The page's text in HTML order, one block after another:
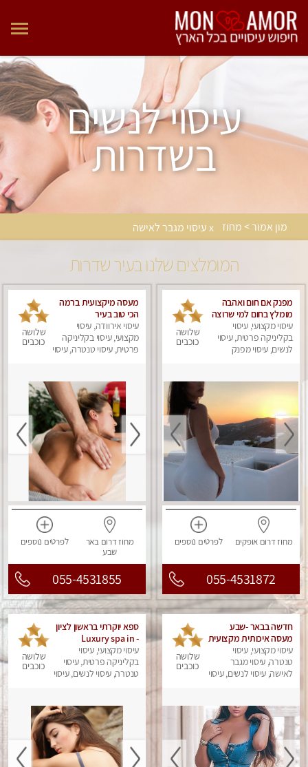
עיסוי לנשים
בשדרות
מון אמור > מחוז x עיסוי מגבר לאישה
המומלצים שלנו בעיר שדרות
מפנק אם חום ואהבה
מומלץ בחום למי שרוצה
להירגע- מומלץ לחלוטין!
פרטי!
עיסוי מקצועי, עיסוי
בקליניקה פרטית, עיסוי
לנשים, עיסוי מפנק
שלושה
כוכבים
מחוז דרום אופקים לפרטים נוספים
055-4531872
מעסה מיקצועית ברמה
הכי טוב בעיר
עיסוי אירוודה, עיסוי
מקצועי, עיסוי בקליניקה
פרטית, עיסוי טנטרה, עיסוי
שלושה
כוכבים
מחוז דרוםבאר
שבע
לפרטים נוספים
055-4531855
חדשה בבאר -שבע
מעסה איכותית מקצועית
ומפנקת
עיסוי מקצועי, עיסוי
טנטרה, עיסוי מגבר
לאישה, עיסוי לנשים, עיסוי
שלושה
כוכבים
ספא יוקרתי בראשון לציון
- Luxury spa in
Rishon Lezion
עיסוי מקצועי, עיסוי
בקליניקה פרטית, עיסוי
טנטרה, עיסוי לנשים, עיסוי
שלושה
כוכבים